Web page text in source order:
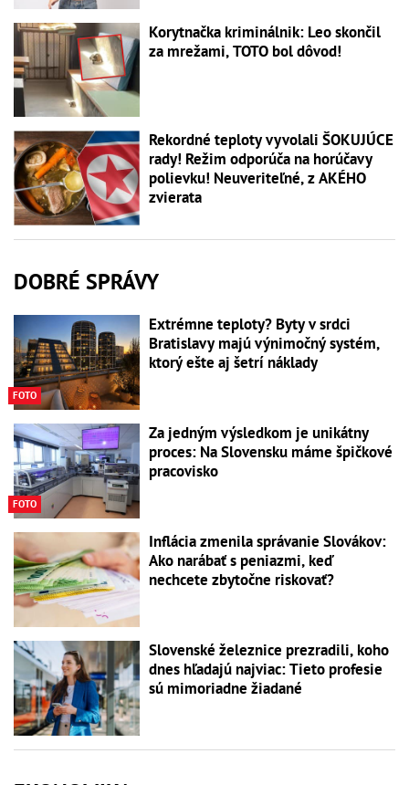
Korytnačka kriminálnik: Leo skončil
za mrežami, TOTO bol dôvod!
Rekordné teploty vyvolali ŠOKUJÚCE
rady! Režim odporúča na horúčavy
polievku! Neuveriteľné, z AKÉHO
zvierata
DOBRÉ SPRÁVY
FOTO
Extrémne teploty? Byty v srdci
Bratislavy majú výnimočný systém,
ktorý ešte aj šetrí náklady
FOTO
Za jedným výsledkom je unikátny
proces: Na Slovensku máme špičkové
pracovisko
Inflácia zmenila správanie Slovákov:
Ako narábať s peniazmi, keď
nechcete zbytočne riskovať?
Slovenské železnice prezradili, koho
dnes hľadajú najviac: Tieto profesie
sú mimoriadne žiadané